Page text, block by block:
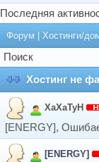
Последняя
Форум Хостинги/
Поиск
Хостинг не
XaXaTyH
[ENERGY],
[ENERGY]